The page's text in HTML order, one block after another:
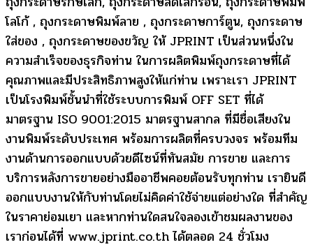
โลโก้ , ถุงกระดาษพิมพ์ลาย , ถุงกระดาษการ์ตูน, ถุงกระดาษ
ใส่ของ , ถุงกระดาษของขวัญ ให้ JPRINT เป็นส่วนหนึ่งใน
ความสำเร็จของธุรกิจท่าน ในการผลิตพิมพ์ถุงกระดาษที่ได้
คุณภาพและมีประสิทธิภาพสูงให้แก่ท่าน เพราะเรา JPRINT
เป็นโรงพิมพ์ชั้นนำที่ใช้ระบบการพิมพ์ OFF SET ที่ได้
มาตรฐาน ISO 9001:2015 มาตรฐานสากล ที่มีชื่อเสียงใน
งานพิมพ์ระดับประเทศ พร้อมการผลิตที่ครบวงจร พร้อมทีม
งานด้านการออกแบบด้วยดีไซน์ที่ทันสมัย การขาย และการ
บริการหลังการขายอย่างมืออาชีพคอยต้อนรับทุกท่าน เรายินดี
ออกแบบงานให้กับท่านโดยไม่คิดค่าใช้จ่ายแต่อย่างใด ที่สำคัญ
ในราคาย่อมเยา และหากท่านใดสนใจลองเข้าชมผลงานของ
เราก่อนได้ที่ www.jprint.co.th ได้ตลอด 24 ชั่วโมง